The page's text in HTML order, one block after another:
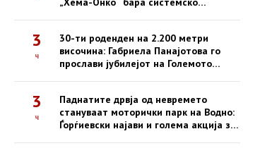
3
ч
30-ти роденден на 2.200 метри
височина: Габриела Панајотова го
прослави јубилејот на Големото
3
ч
Паднатите дрвја од невремето
стануваат моторички парк на Водно:
Ѓорѓиевски најави и голема акција за